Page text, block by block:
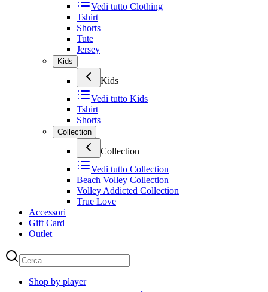
Vedi tutto Clothing
Tshirt
Shorts
Tute
Jersey
Kids
Kids
Vedi tutto Kids
Tshirt
Shorts
Collection
Collection
Vedi tutto Collection
Beach Volley Collection
Volley Addicted Collection
True Love
Accessori
Gift Card
Outlet
Shop by player